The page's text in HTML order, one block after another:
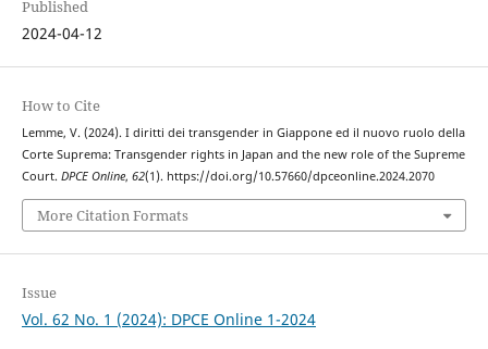
Published
2024-04-12
How to Cite
Lemme, V. (2024). I diritti dei transgender in Giappone ed il nuovo ruolo della
Corte Suprema: Transgender rights in Japan and the new role of the Supreme
Court. DPCE Online, 62(1). https://doi.org/10.57660/dpceonline.2024.2070
More Citation Formats
Issue
Vol. 62 No. 1 (2024): DPCE Online 1-2024